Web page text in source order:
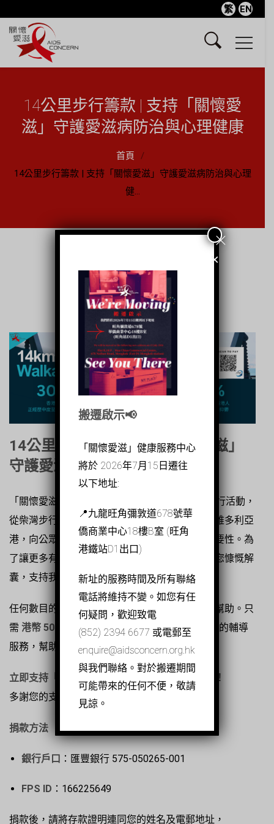
繁 EN
14公里步行籌款 | 支持「關懷愛
滋」守護愛滋病防治與心理健康
首頁
14公里步行籌款 | 支持「關懷愛滋」守護愛滋病防治與心理
健...
14公里步行籌款 | 支持「關懷愛滋」
守護愛滋病防治與心理健康
「關懷愛滋」團隊即將參與一場全長14公里的步行活動，
從柴灣步行至佐敦，途中更會搭乘天星小輪穿越維多利亞
港，向公眾推廣愛滋病防治與社群心理健康的重要性。為
了讓更多有需要人士得到關懷與輔導服務，誠邀您慷慨解
囊，支持我們的籌款行動。
任何數目的捐款都能對「關懷愛滋」帶來莫大的幫助。只
需 港幣 500 元 ，您就可以資助一位受惠者半小時 的輔導
服務，幫助他們面對心理壓力與愛滋相關挑戰。
立即支持「關懷愛滋」，攜手共建更健康的香港！
多謝您的支持與善心。
捐款方法
銀行戶口 ：匯豐銀行 575-050265-001
FPS ID ：166225649
捐款後，請將存款證明連同您的姓名及電郵地址，
搬遷啟示📢
「關懷愛滋」健康服務中心
將於 2026年7月15日遷往
以下地址:
📍九龍旺角彌敦道678號華
僑商業中心18樓B室 (旺角
港鐵站D1出口)
新址的服務時間及所有聯絡
電話將維持不變。如您有任
何疑問，歡迎致電
(852) 2394 6677 或電郵至
enquire@aidsconcern.org.hk
與我們聯絡。對於搬遷期間
可能帶來的任何不便，敬請
見諒。
×